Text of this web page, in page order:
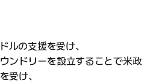
ルの支援を受け、
ンドリーを設立することで米政
受け、